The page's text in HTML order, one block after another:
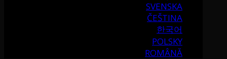
SVENSKA
ČEŠTINA
한국어
POLSKY
ROMÂNĂ